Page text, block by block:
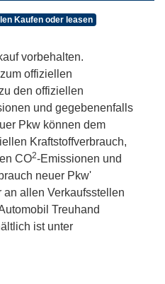
Kaufen oder leasen
vorbehalten.
offiziellen
den offiziellen
und gegebenenfalls
Pkw können dem
Kraftstoffverbrauch,
CO2-Emissionen und
neuer Pkw'
allen Verkaufsstellen
Treuhand
ist unter